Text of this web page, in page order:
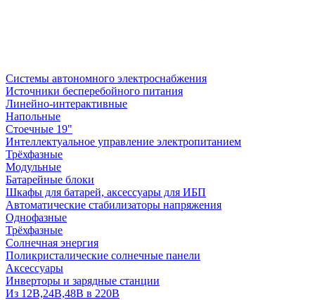
Системы автономного электроснабжения
Источники бесперебойного питания
Линейно-интерактивные
Напольные
Стоечные 19"
Интеллектуальное управление электропитанием
Трёхфазные
Модульные
Батарейные блоки
Шкафы для батарей, аксессуары для ИБП
Автоматические стабилизаторы напряжения
Однофазные
Трёхфазные
Солнечная энергия
Поликристалические солнечные панели
Аксессуары
Инверторы и зарядные станции
Из 12В,24В,48В в 220В